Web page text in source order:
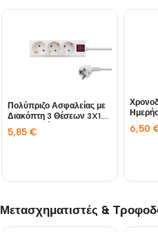
Πολύπριζο Ασφαλείας με
Διακόπτη 3 Θέσεων 3X1.5
1.5m Λευκό G03MK BNG
5,85 € 6,50
Μετασχηματιστές &